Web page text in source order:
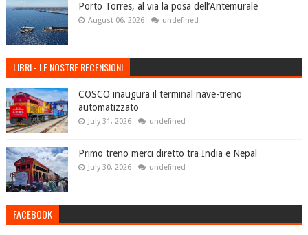
Porto Torres, al via la posa dell’Antemurale
August 06, 2026 undefined
LIBRI - LE NOSTRE RECENSIONI
COSCO inaugura il terminal nave-treno
automatizzato
July 31, 2026 undefined
Primo treno merci diretto tra India e Nepal
July 30, 2026 undefined
FACEBOOK